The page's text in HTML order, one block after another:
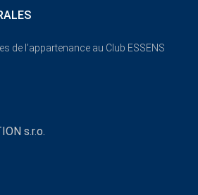
de l’appartenance au Club ESSENS
s.r.o.